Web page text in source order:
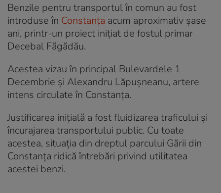
Benzile pentru transportul în comun au fost
introduse în Constanța acum aproximativ șase
ani, printr-un proiect inițiat de fostul primar
Decebal Făgădău.
Acestea vizau în principal Bulevardele 1
Decembrie și Alexandru Lăpușneanu, artere
intens circulate în Constanța.
Justificarea inițială a fost fluidizarea traficului și
încurajarea transportului public. Cu toate
acestea, situația din dreptul parcului Gării din
Constanța ridică întrebări privind utilitatea
acestei benzi.